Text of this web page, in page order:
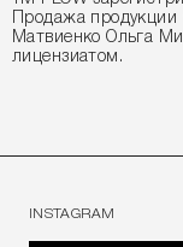
Продажа продукции
Матвиенко Ольга
лицензиатом.
INSTAGRAM